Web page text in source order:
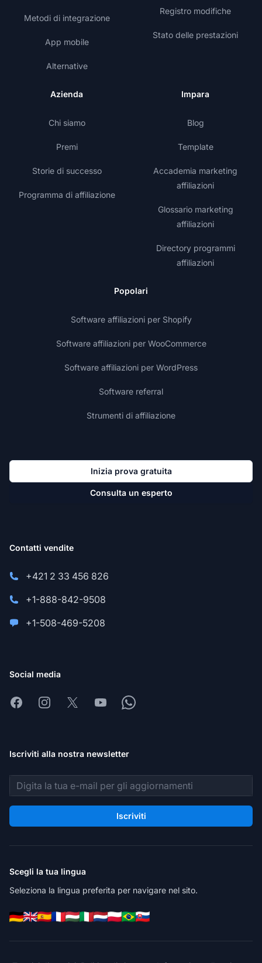
Metodi di integrazione
App mobile
Alternative
Registro modifiche
Stato delle prestazioni
Azienda
Chi siamo
Premi
Storie di successo
Programma di affiliazione
Impara
Blog
Template
Accademia marketing
affiliazioni
Glossario marketing
affiliazioni
Directory programmi
affiliazioni
Popolari
Software affiliazioni per Shopify
Software affiliazioni per WooCommerce
Software affiliazioni per WordPress
Software referral
Strumenti di affiliazione
Inizia prova gratuita
Consulta un esperto
Contatti vendite
+421 2 33 456 826
+1-888-842-9508
+1-508-469-5208
Social media
FacebookInstagram
X YoutubeWhatsapp
Iscriviti alla nostra newsletter
Indirizzo email
Iscriviti
Scegli la tua lingua
Seleziona la lingua preferita per navigare nel sito.